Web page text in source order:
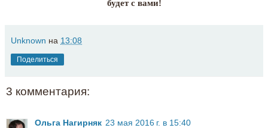
будет с вами!
Unknown на 13:08
Поделиться
3 комментария:
Ольга Нагирняк 23 мая 2016 г. в 15:40